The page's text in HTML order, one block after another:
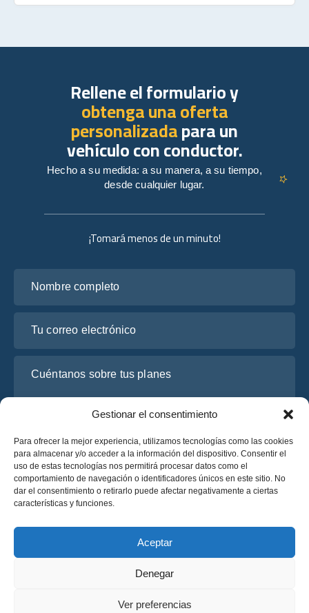
Gestionar el consentimiento
Para ofrecer la mejor experiencia, utilizamos tecnologías como las cookies
para almacenar y/o acceder a la información del dispositivo. Consentir el
uso de estas tecnologías nos permitirá procesar datos como el
comportamiento de navegación o identificadores únicos en este sitio. No
dar el consentimiento o retirarlo puede afectar negativamente a ciertas
características y funciones.
Aceptar
Denegar
Ver preferencias
¡Tomará menos de un minuto!
He leído y acepto la
Solicite un presupuesto
Solicite un presupuesto
Rellene el formulario y
obtenga una oferta
personalizadapara un
vehículo con conductor.
Hecho a su medida: a su manera, a su tiempo,
desde cualquier lugar.